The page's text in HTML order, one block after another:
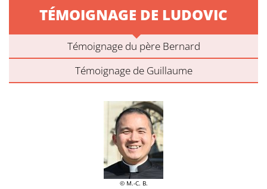
TÉMOIGNAGE DE LUDOVIC
Témoignage du père Bernard
Témoignage de Guillaume
© M.-C. B.